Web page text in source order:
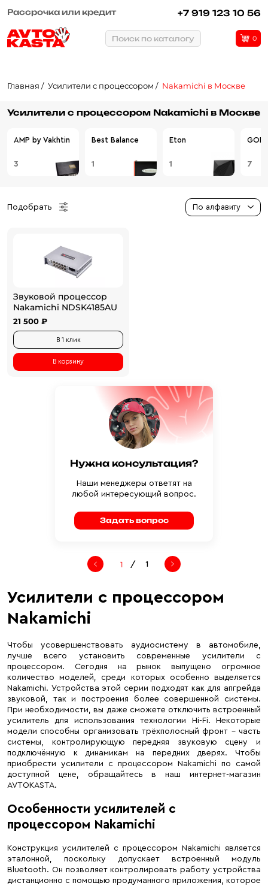
Рассрочка или кредит +7 919 123 10 56
Поиск по каталогу 0
Главная Усилители с процессором Nakamichi в Москве
Усилители с процессором Nakamichi в Москве
AMP by Vakhtin
3
Best Balance
1
Eton
1 7
Подобрать По алфавиту
Звуковой процессор
Nakamichi NDSK4185AU
21 500 ₽
В 1 клик
В корзину
Нужна консультация?
Наши менеджеры ответят на
любой интересующий вопрос.
Задать вопрос
/ 1
Усилители с процессором
Nakamichi
Чтобы усовершенствовать аудиосистему в автомобиле,
лучше всего установить современные усилители с
процессором. Сегодня на рынок выпущено огромное
количество моделей, среди которых особенно выделяется
Nakamichi. Устройства этой серии подходят как для апгрейда
звуковой, так и построения более совершенной системы.
При необходимости, вы даже сможете отключить встроенный
усилитель для использования технологии Hi-Fi. Некоторые
модели способны организовать трёхполосный фронт – часть
системы, контролирующую передняя звуковую сцену и
подключённую к динамикам на передних дверях. Чтобы
приобрести усилители с процессором Nakamichi по самой
доступной цене, обращайтесь в наш интернет-магазин
AVTOKASTA.
Особенности усилителей с
процессором Nakamichi
Конструкция усилителей с процессором Nakamichi является
эталонной, поскольку допускает встроенный модуль
Bluetooth. Он позволяет контролировать работу устройства
дистанционно с помощью продуманного приложения, которое